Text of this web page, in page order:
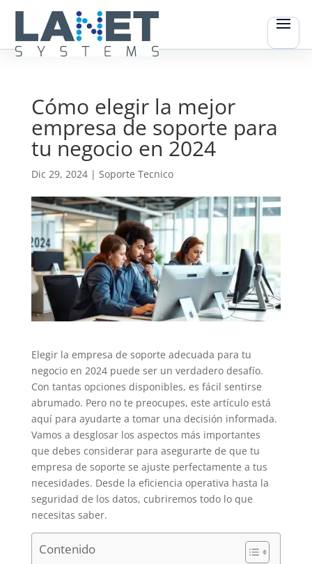
Cómo elegir la mejor
empresa de soporte para
tu negocio en 2024
Dic 29, 2024| Soporte Tecnico
Elegir la empresa de soporte adecuada para tu
negocio en 2024 puede ser un verdadero desafío.
Con tantas opciones disponibles, es fácil sentirse
abrumado. Pero no te preocupes, este artículo está
aquí para ayudarte a tomar una decisión informada.
Vamos a desglosar los aspectos más importantes
que debes considerar para asegurarte de que tu
empresa de soporte se ajuste perfectamente a tus
necesidades. Desde la eficiencia operativa hasta la
seguridad de los datos, cubriremos todo lo que
necesitas saber.
Contenido